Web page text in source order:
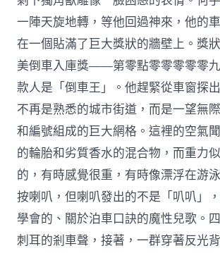
一陣天旋地轉，等他回過神來，他的
在一個貼滿了巨大獎狀的牆壁上。獎
美倒車入庫獎——第零點零零零零零
款人是「倒車王」。他趕緊從車窗探
不再是熟悉的城市街道，而是一望無
和編號組成的巨大網格。這裡的空氣
的輪胎和劣質香水的混合物，而重力
的，有時感覺很重，有時像漂浮在游
按喇叭，但喇叭發出的不是「叭叭」
學會的、關於泊車口訣的魔性兒歌。
刺耳的剎車聲，接著，一群穿著反光